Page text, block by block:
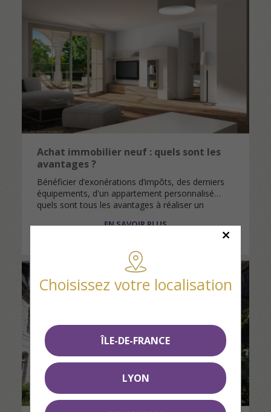
Achat immobilier neuf : quels sont les
avantages ?
Bénéficier d’exonérations d’impôts, des derniers
équipements, d'un appartement personnalisé…
quels sont tous les avantages à réaliser un
EN SAVOIR PLUS
Choisissez votre localisation
ÎLE-DE-FRANCE
LYON